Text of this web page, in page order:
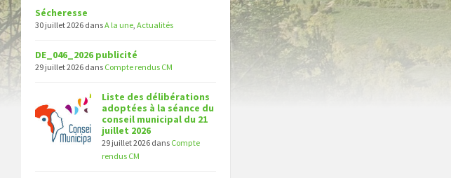
Sécheresse
30 juillet 2026 dansA la une Actualités
DE_046_2026 publicité
29 juillet 2026 dans Compte rendus CM
Liste des délibérations
adoptées à la séance du
conseil municipal du 21
juillet 2026
29 juillet 2026 dans Compte
rendus CM